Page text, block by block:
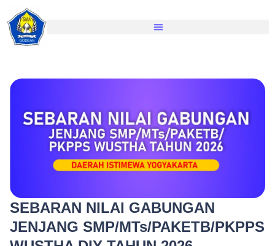
SEBARAN NILAI GABUNGAN
JENJANG SMP/MTs/PAKETB/PKPPS